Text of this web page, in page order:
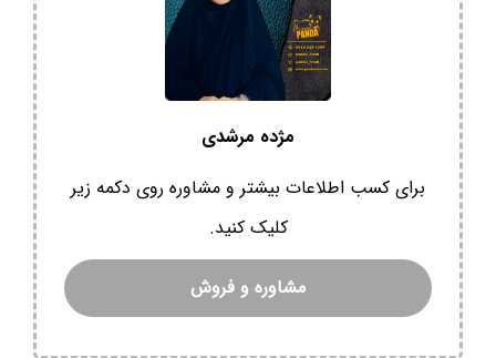
مژده مرشدی
برای کسب اطلاعات بیشتر و مشاوره روی دکمه زیر
کلیک کنید.
مشاوره و فروش